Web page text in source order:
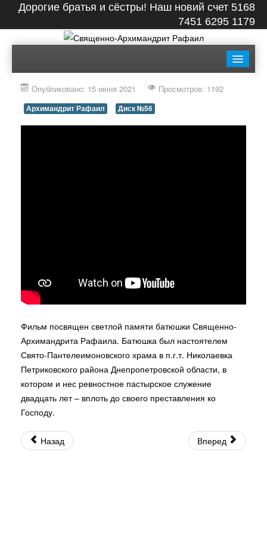
Дорогие братья и сёстры! Наш новий счет 5168
7451 6295 1179
ГЛАВНАЯ ЛЕНТА
СТАТЬИ
КНИГИ ФОТО
Опубликовано: 15 июня 2021 Просмотров: 1192
Архимандрит Рафаил Диск №56
Фильм посвящен светлой памяти батюшки Священно-
Архимандрита Рафаила. Батюшка был настоятелем
Свято-Пантелеимоновского храма в п.г.т. Николаевка
Петриковского района Днепропетровской области, в
котором и нес ревностное пастырское служение
двадцать лет – вплоть до своего преставления ко
Господу.
Назад Вперед